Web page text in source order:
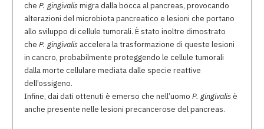
che P. gingivalismigra dalla bocca al pancreas, provocando
alterazioni del microbiota pancreatico e lesioni che portano
allo sviluppo di cellule tumorali. È stato inoltre dimostrato
che P. gingivalis accelera la trasformazione di queste lesioni
in cancro, probabilmente proteggendo le cellule tumorali
dalla morte cellulare mediata dalle specie reattive
dell’ossigeno.
Infine, dai dati ottenuti è emerso che nell’uomo P. gingivalisè
anche presente nelle lesioni precancerose del pancreas.